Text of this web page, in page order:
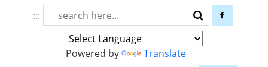
跳到頁面主要內容區
::: 搜尋 facebook
Powered by Translate